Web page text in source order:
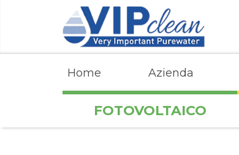
Home Azienda
FOTOVOLTAICO